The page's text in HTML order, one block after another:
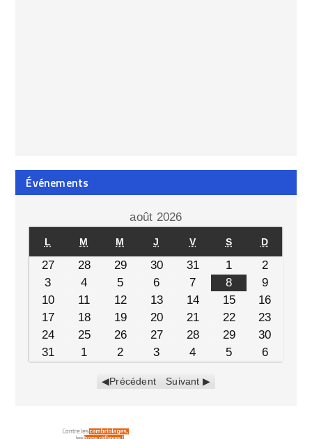
Événements
août 2026
L M M J V S D
27 28 29 30 31 1
2
3
4 5 6 7 8
9
10
11 12 13 14 15
16
17
18 19 20 21 22
23
24
25 26 27 28 29
30
31
1 2 3 4 5 6
Précédent Suivant